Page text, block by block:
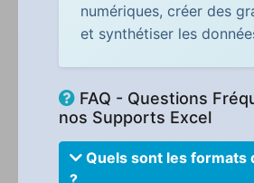
numériques, créer des
et synthétiser les
FAQ - Questions
nos Supports Excel
Quels sont les formats
?